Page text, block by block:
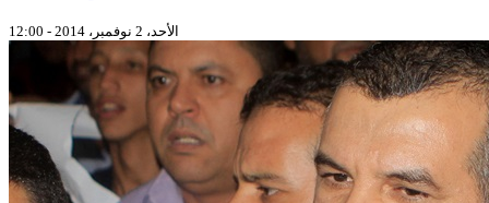
الأحد، 2 نوفمبر، 2014 - 12:00